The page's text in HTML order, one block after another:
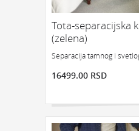
Tota-separacijska
(zelena)
Separacija tamnog i
16499.00 RSD